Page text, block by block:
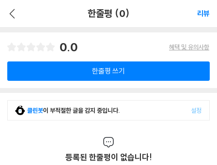
한줄평 (0) 리뷰
0.0 혜택 및 유의사항
한줄평 쓰기
클린봇이 부적절한 글을 감지 중입니다. 설정
등록된 한줄평이 없습니다!